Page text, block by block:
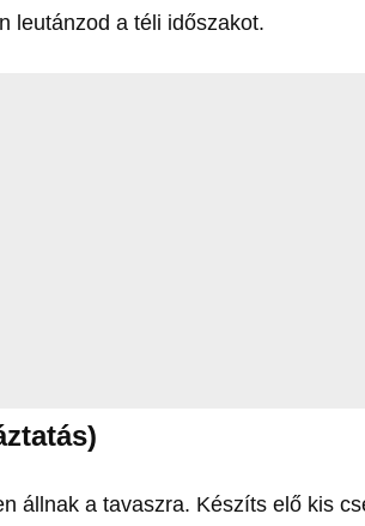
leutánzod a téli időszakot.
állnak a tavaszra. Készíts elő kis